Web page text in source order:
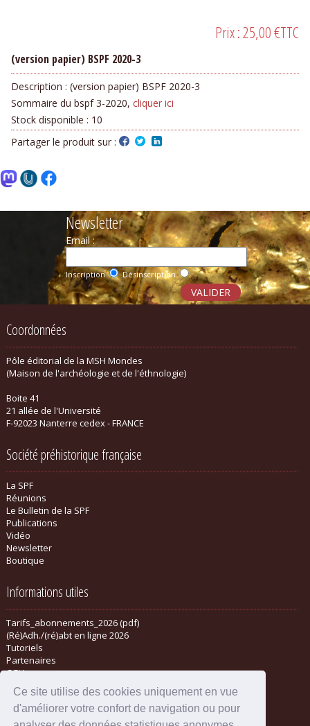
Ce site utilise des cookies uniquement en vue
d'améliorer votre confort de navigation ou pour
Prix :25,00 €TTC
(version papier) BSPF 2020-3
Description :(version papier) BSPF 2020-3
Sommaire du bspf 3-2020,cliquer ici
Stock disponible : 10
Partager le produit sur :
Newsletter
Email :
Inscription Désinscription
Coordonnées
Pôle éditorial de la MSH Mondes
(Maison de l'archéologie et de l'éthnologie)
Boite 41
21 allée de l'Université
F-92023 Nanterre cedex - FRANCE
Société préhistorique française
La SPF
Réunions
Le Bulletin de la SPF
Publications
Vidéo
Newsletter
Boutique
Informations utiles
Tarifs_abonnements_2026 (pdf)
(Ré)Adh./(ré)abt en ligne 2026
Tutoriels
Partenaires
CGV